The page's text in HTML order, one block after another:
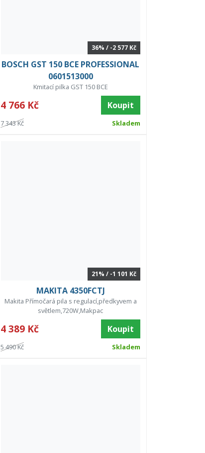
36% / -2 577 Kč
BOSCH GST 150 BCE PROFESSIONAL
0601513000
Kmitací pilka GST 150 BCE
4 766 Kč Koupit
7 343 Kč Skladem
21% / -1 101 Kč
MAKITA 4350FCTJ
Makita Přímočará pila s regulací,předkyvem a
světlem,720W,Makpac
4 389 Kč Koupit
5 490 Kč Skladem